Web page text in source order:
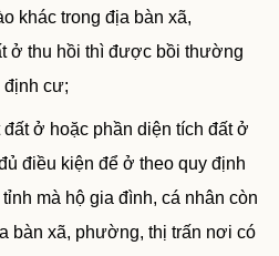
khác trong địa bàn xã,
ở thu hồi thì được bồi thường
định cư;
ở hoặc phần diện tích đất ở
điều kiện để ở theo quy định
mà hộ gia đình, cá nhân còn
bàn xã, phường, thị trấn nơi có